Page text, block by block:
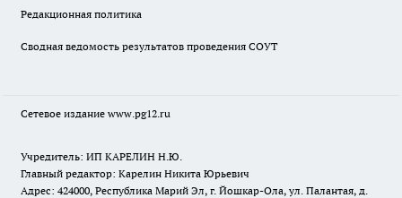
Редакционная политика
Сводная ведомость результатов проведения СОУТ
Сетевое издание www.pg12.ru
Учредитель: ИП КАРЕЛИН Н.Ю.
Главный редактор: Карелин Никита Юрьевич
Адрес: 424000, Республика Марий Эл, г. Йошкар-Ола, ул. Палантая, д.